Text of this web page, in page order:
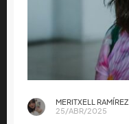
MERITXELL RAMÍREZ
25/ABR/2025